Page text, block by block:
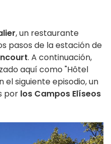
, un restaurante
pasos de la estación de
. A continuación,
aquí como "Hôtel
el siguiente episodio, un
por los Campos Elíseos